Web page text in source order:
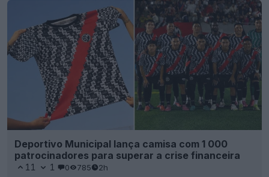
Deportivo Municipal lança camisa com 1 000
patrocinadores para superar a crise financeira
11 1 0 785 2h